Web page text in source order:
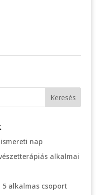
nap
alkalmai
5 alkalmas csoport